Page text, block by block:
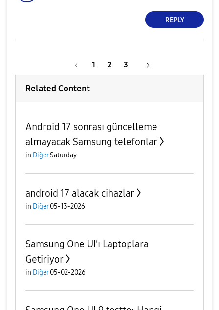
REPLY
1 2 3
Related Content
Android 17 sonrası güncelleme
almayacak Samsung telefonlar
in DiğerSaturday
android 17 alacak cihazlar
in Diğer 05-13-2026
Samsung One UI’ı Laptoplara
Getiriyor
in Diğer 05-02-2026